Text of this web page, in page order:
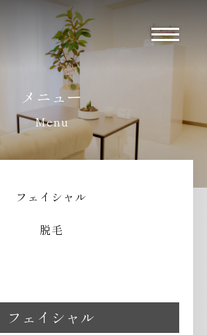
メニュー
Menu
フェイシャル
脱毛
フェイシャル